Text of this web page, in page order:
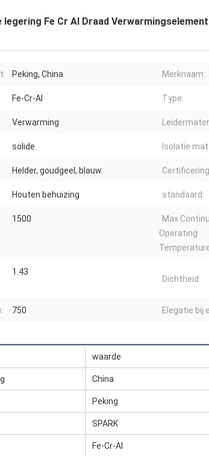
Fe Cr Al Draad
Peking, China Merknaam:
Fe-Cr-Al Type:
Verwarming
solide Isolatie
Helder, goudgeel, blauw.
Houten behuizing standaard:
1500
Max
Operating
1.43
Dichtheid:
750 Elegatie bij
waarde
China
Peking
SPARK
Fe-Cr-Al